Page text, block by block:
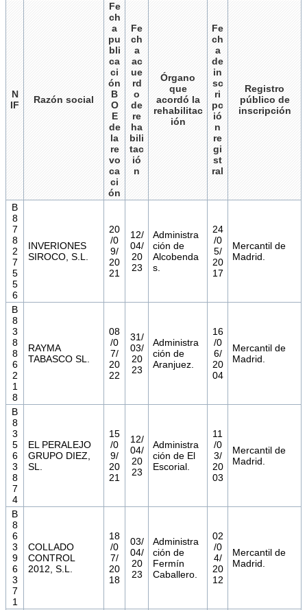
N
IF
Razón social
Fe
ch
a
pu
bli
ca
ci
ón
B
O
E
de
la
re
vo
ca
ci
ón
Fe
ch
a
ac
ue
rd
o
de
re
ha
bili
tac
ió
n
Órgano
que
acordó la
rehabilitac
ión
Fe
ch
a
de
in
sc
ri
pc
ió
n
re
gi
st
ral
Registro
público de
inscripción
B
8
7
8
2
7
5
5
6
INVERIONES
SIROCO, S.L.
20
/0
9/
20
21
12/
04/
20
23
Administra
ción de
Alcobenda
s.
24
/0
5/
20
17
Mercantil de
Madrid.
B
8
3
8
8
6
2
1
8
RAYMA
TABASCO SL.
08
/0
7/
20
22
31/
03/
20
23
Administra
ción de
Aranjuez.
16
/0
6/
20
04
Mercantil de
Madrid.
B
8
3
5
6
3
8
7
4
EL PERALEJO
GRUPO DIEZ,
SL.
15
/0
9/
20
21
12/
04/
20
23
Administra
ción de El
Escorial.
11
/0
3/
20
03
Mercantil de
Madrid.
B
8
6
3
9
6
3
7
1
COLLADO
CONTROL
2012, S.L.
18
/0
7/
20
18
03/
04/
20
23
Administra
ción de
Fermín
Caballero.
02
/0
4/
20
12
Mercantil de
Madrid.